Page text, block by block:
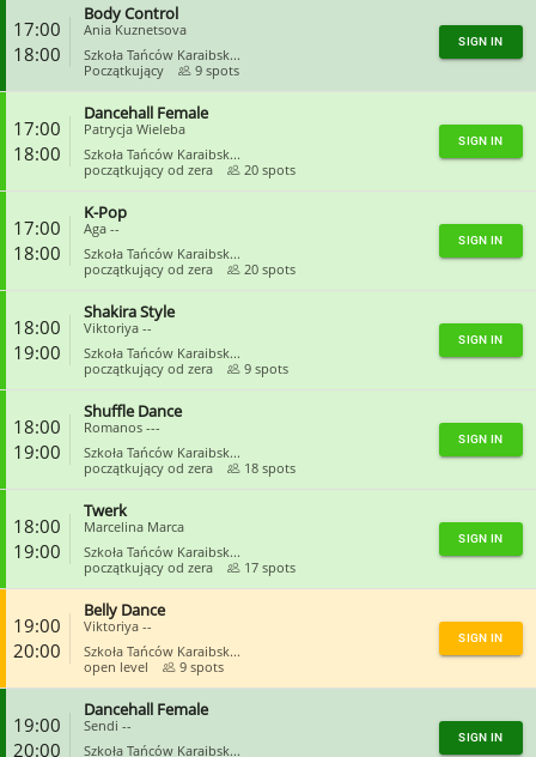
17:00
18:00
Body Control
Ania Kuznetsova
Szkoła Tańców Karaibsk...
Początkujący
9 spots
SIGN IN
17:00
18:00
Dancehall Female
Patrycja Wieleba
Szkoła Tańców Karaibsk...
początkujący od zera
20 spots
SIGN IN
17:00
18:00
K-Pop
Aga --
Szkoła Tańców Karaibsk...
początkujący od zera
20 spots
SIGN IN
18:00
19:00
Shakira Style
Viktoriya --
Szkoła Tańców Karaibsk...
początkujący od zera
9 spots
SIGN IN
18:00
19:00
Shuffle Dance
Romanos ---
Szkoła Tańców Karaibsk...
początkujący od zera
18 spots
SIGN IN
18:00
19:00
Twerk
Marcelina Marca
Szkoła Tańców Karaibsk...
początkujący od zera
17 spots
SIGN IN
19:00
20:00
Belly Dance
Viktoriya --
Szkoła Tańców Karaibsk...
open level
9 spots
SIGN IN
19:00
20:00
Dancehall Female
Sendi --
Szkoła Tańców Karaibsk...
SIGN IN